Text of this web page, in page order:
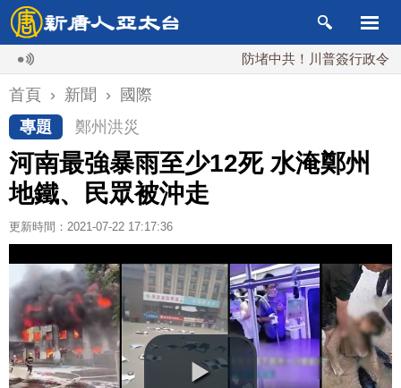
防堵中共！川普簽行政令 對多
首頁 › 新聞 ›
國際
專題
鄭州洪災
河南最強暴雨至少12死 水淹鄭州
地鐵、民眾被沖走
更新時間：2021-07-22 17:17:36